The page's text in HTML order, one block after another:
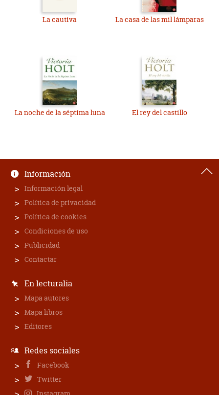
La cautiva La casa de las mil lámparas
La noche de la séptima luna El rey del castillo
Información
Información legal
Política de privacidad
Política de cookies
Condiciones de uso
Publicidad
Contactar
En lecturalia
Mapa autores
Mapa libros
Editores
Redes sociales
Facebook
Twitter